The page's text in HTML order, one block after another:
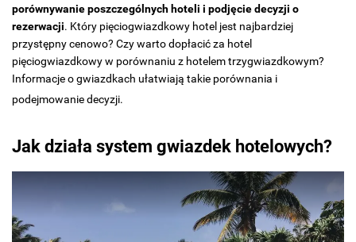
porównywanie poszczególnych hoteli i podjęcie decyzji o
rezerwacji. Który pięciogwiazdkowy hotel jest najbardziej
przystępny cenowo? Czy warto dopłacić za hotel
pięciogwiazdkowy w porównaniu z hotelem trzygwiazdkowym?
Informacje o gwiazdkach ułatwiają takie porównania i
podejmowanie decyzji.
Jak działa system gwiazdek hotelowych?